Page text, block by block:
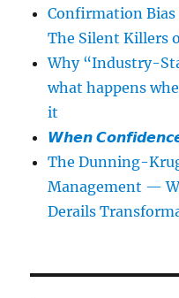
Confirmation Bias
The Silent Killers
Why “Industry-
what happens
it
𝙒𝙝𝙚𝙣
The Dunning-
Management —
Derails